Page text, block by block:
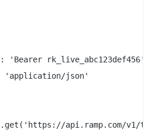
'Bearer rk_live_abc123def456',
'application/json'
api.ramp.com/v1/